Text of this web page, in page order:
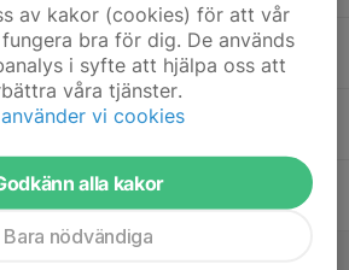
IP
6-9år
av kakor (cookies) för att vår
bra för dig. De används
i syfte att hjälpa oss att
våra tjänster.
vi cookies
alla kakor
Bara nödvändiga